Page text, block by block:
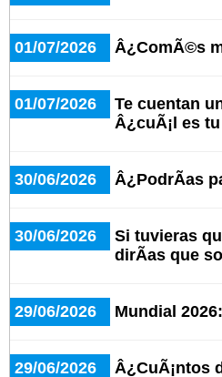
01/07/2026 Â¿ComÃ©s
01/07/2026
Te cuentan
Â¿cuÃ¡l es
30/06/2026 Â¿PodrÃ­as
30/06/2026
Si tuvieras
dirÃ­as que
29/06/2026 Mundial
29/06/2026
Â¿CuÃ¡ntos